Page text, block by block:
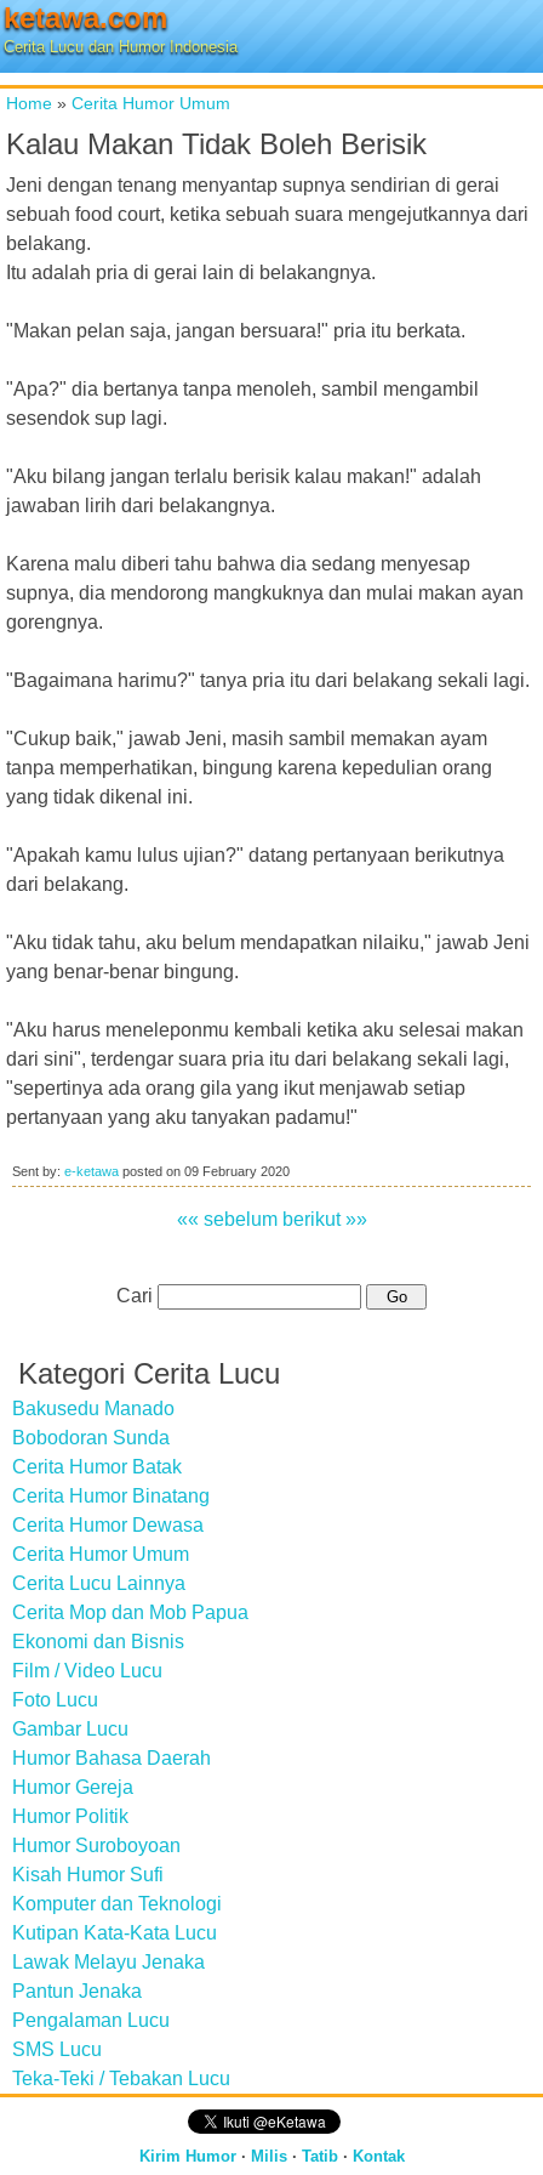
ketawa.com
Cerita Lucu dan Humor Indonesia
Home » Cerita Humor Umum
Kalau Makan Tidak Boleh Berisik
Jeni dengan tenang menyantap supnya sendirian di gerai
sebuah food court, ketika sebuah suara mengejutkannya dari
belakang.
Itu adalah pria di gerai lain di belakangnya.
"Makan pelan saja, jangan bersuara!" pria itu berkata.
"Apa?" dia bertanya tanpa menoleh, sambil mengambil
sesendok sup lagi.
"Aku bilang jangan terlalu berisik kalau makan!" adalah
jawaban lirih dari belakangnya.
Karena malu diberi tahu bahwa dia sedang menyesap
supnya, dia mendorong mangkuknya dan mulai makan ayan
gorengnya.
"Bagaimana harimu?" tanya pria itu dari belakang sekali lagi.
"Cukup baik," jawab Jeni, masih sambil memakan ayam
tanpa memperhatikan, bingung karena kepedulian orang
yang tidak dikenal ini.
"Apakah kamu lulus ujian?" datang pertanyaan berikutnya
dari belakang.
"Aku tidak tahu, aku belum mendapatkan nilaiku," jawab Jeni
yang benar-benar bingung.
"Aku harus meneleponmu kembali ketika aku selesai makan
dari sini", terdengar suara pria itu dari belakang sekali lagi,
"sepertinya ada orang gila yang ikut menjawab setiap
pertanyaan yang aku tanyakan padamu!"
Sent by: e-ketawa posted on 09 February 2020
«« sebelum berikut »»
Cari
Kategori Cerita Lucu
Bakusedu Manado
Bobodoran Sunda
Cerita Humor Batak
Cerita Humor Binatang
Cerita Humor Dewasa
Cerita Humor Umum
Cerita Lucu Lainnya
Cerita Mop dan Mob Papua
Ekonomi dan Bisnis
Film / Video Lucu
Foto Lucu
Gambar Lucu
Humor Bahasa Daerah
Humor Gereja
Humor Politik
Humor Suroboyoan
Kisah Humor Sufi
Komputer dan Teknologi
Kutipan Kata-Kata Lucu
Lawak Melayu Jenaka
Pantun Jenaka
Pengalaman Lucu
SMS Lucu
Teka-Teki / Tebakan Lucu
Kirim Humor· Milis· Tatib· Kontak